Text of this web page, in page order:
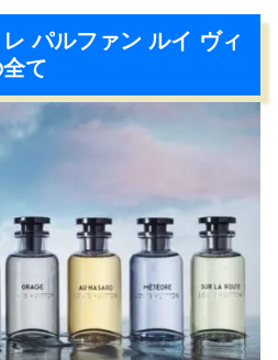
レ パルファン ルイ ヴィ
て